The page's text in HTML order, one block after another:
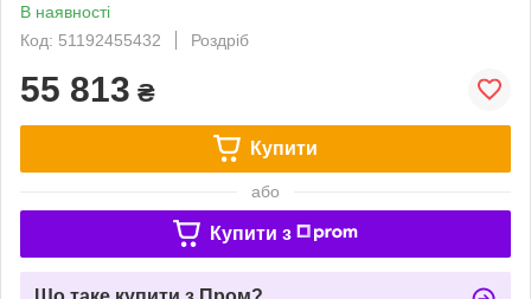
В наявності
Код: 51192455432
Роздріб
55 813 ₴
Купити
або
Купити з